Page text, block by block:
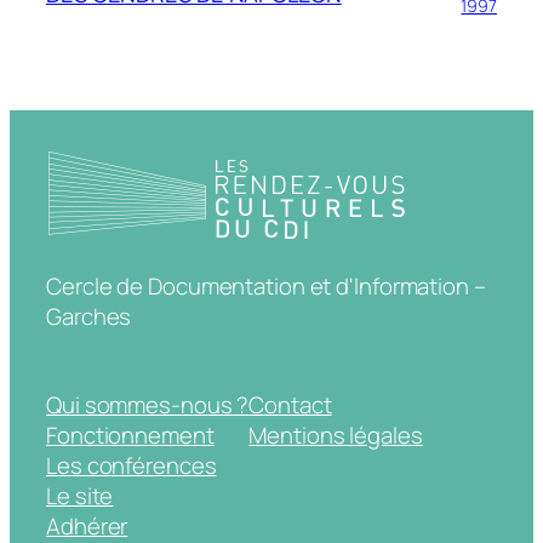
1997
Cercle de Documentation et d'Information –
Garches
Qui sommes-nous ?
Fonctionnement
Les conférences
Le site
Adhérer
Contact
Mentions légales